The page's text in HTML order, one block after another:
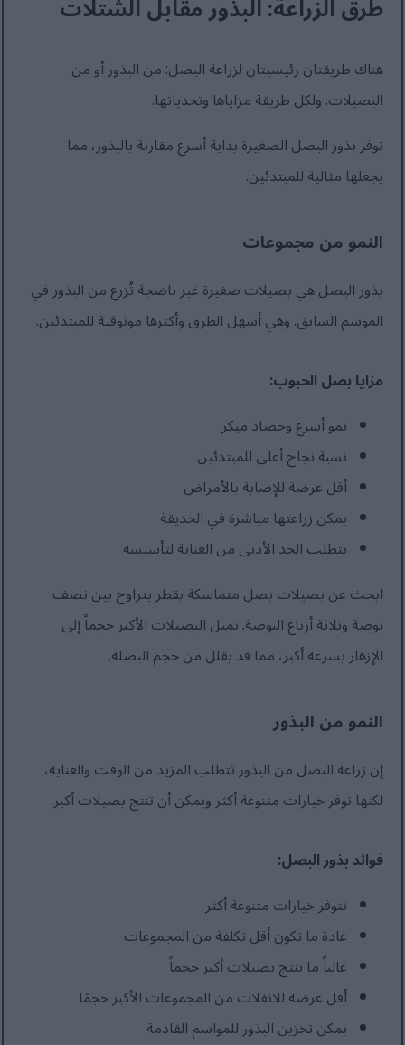
طرق الزراعة: البذور مقابل الشتلات
هناك طريقتان رئيسيتان لزراعة البصل: من البذور أو من
البصيلات. ولكل طريقة مزاياها وتحدياتها.
توفر بذور البصل الصغيرة بداية أسرع مقارنة بالبذور، مما
يجعلها مثالية للمبتدئين.
النمو من مجموعات
بذور البصل هي بصيلات صغيرة غير ناضجة تُزرع من البذور في
الموسم السابق. وهي أسهل الطرق وأكثرها موثوقية للمبتدئين.
مزايا بصل الحبوب:
نمو أسرع وحصاد مبكر
نسبة نجاح أعلى للمبتدئين
أقل عرضة للإصابة بالأمراض
يمكن زراعتها مباشرة في الحديقة
يتطلب الحد الأدنى من العناية لتأسيسه
ابحث عن بصيلات بصل متماسكة بقطر يتراوح بين نصف
بوصة وثلاثة أرباع البوصة. تميل البصيلات الأكبر حجماً إلى
الإزهار بسرعة أكبر، مما قد يقلل من حجم البصلة.
النمو من البذور
إن زراعة البصل من البذور تتطلب المزيد من الوقت والعناية،
لكنها توفر خيارات متنوعة أكثر ويمكن أن تنتج بصيلات أكبر.
فوائد بذور البصل:
تتوفر خيارات متنوعة أكثر
عادة ما تكون أقل تكلفة من المجموعات
غالباً ما تنتج بصيلات أكبر حجماً
أقل عرضة للانفلات من المجموعات الأكبر حجمًا
يمكن تخزين البذور للمواسم القادمة